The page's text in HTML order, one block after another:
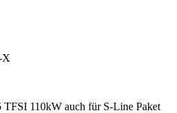
X
110kW auch für S-Line Paket